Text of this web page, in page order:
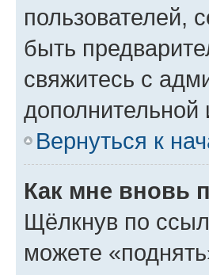
пользователей,
быть
свяжитесь с
Вернуться к
Как мне вновь
Щёлкнув по
можете